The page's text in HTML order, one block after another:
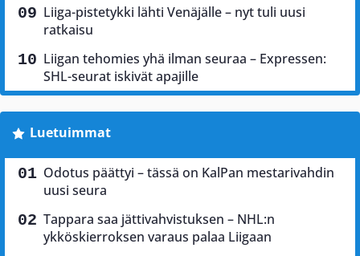
Liiga-pistetykki lähti Venäjälle – nyt tuli uusi
ratkaisu
Liigan tehomies yhä ilman seuraa – Expressen:
SHL-seurat iskivät apajille
Luetuimmat
Odotus päättyi – tässä on KalPan mestarivahdin
uusi seura
Tappara saa jättivahvistuksen – NHL:n
ykköskierroksen varaus palaa Liigaan